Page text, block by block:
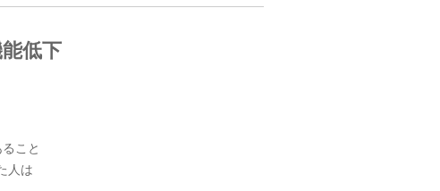
低下
こと
人は